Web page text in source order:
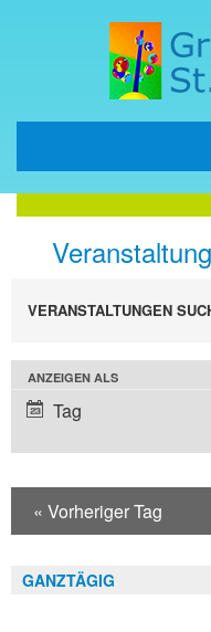
Start
Schule
Kinder
Eltern
Termine
Such-
und
VERANSTALTUNGEN
Veranstaltung
ANZEIGEN ALS
Tag
« Vorheriger Tag
GANZTÄGIG